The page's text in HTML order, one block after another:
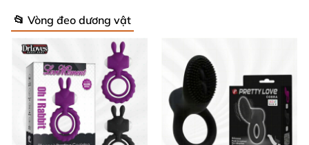
Bộ vòng silicon kéo dài quan hệ tăng khoái cảm cho nam giới
Thông số kỹ thuật nổi bật của Bộ vòng
đeo silicon DC60Y 🔍
📂 Vòng đeo dương vật